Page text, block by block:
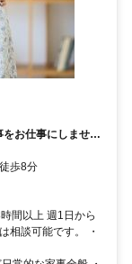
お仕事にしません
歩8分
間以上 週1日から
相談可能です。 ・